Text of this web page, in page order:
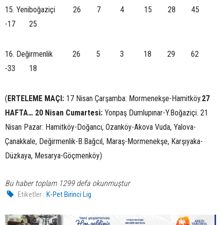
15. Yeniboğaziçi 26 7 4 15 28 45
-17 25
16. Değirmenlik 26 5 3 18 29 62
-33 18
(ERTELEME MAÇI: 17 Nisan Çarşamba: Mormenekşe-Hamitköy.27
HAFTA… 20 Nisan Cumartesi: Yonpaş Dumlupınar-Y.Boğaziçi. 21
Nisan Pazar: Hamitköy-Doğancı, Ozanköy-Akova Vuda, Yalova-
Çanakkale, Değirmenlik-B.Bağcıl, Maraş-Mormenekşe, Karşıyaka-
Düzkaya, Mesarya-Göçmenköy)
Bu haber toplam 1299 defa okunmuştur
Etiketler : K-Pet Birinci Lig